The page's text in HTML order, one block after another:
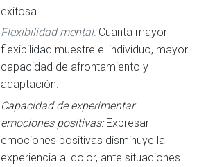
exitosa.
Flexibilidad mental:Cuanta mayor
flexibilidad muestre el individuo, mayor
capacidad de afrontamiento y
adaptación.
Capacidad de experimentar
emociones positivas:Expresar
emociones positivas disminuye la
experiencia al dolor, ante situaciones